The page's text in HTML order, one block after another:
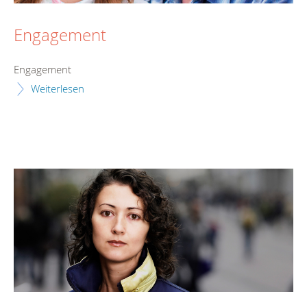
Engagement
Engagement
Weiterlesen